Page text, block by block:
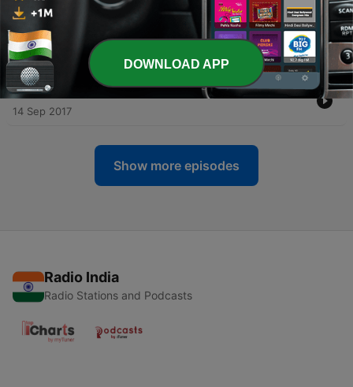
14 Sep 2017
650 - 中国健身音乐台-瑜伽音乐-微微
14 Sep 2017
649 - 中国健身音乐台-瑜伽音乐-微微
14 Sep 2017
Show more episodes
Radio India
Radio Stations and Podcasts
DOWNLOAD APP